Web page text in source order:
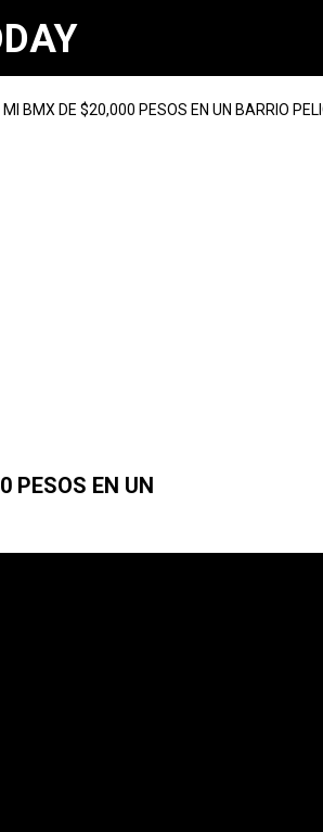
MI BMX DE $20,000 PESOS EN UN BARRIO
PESOS EN UN